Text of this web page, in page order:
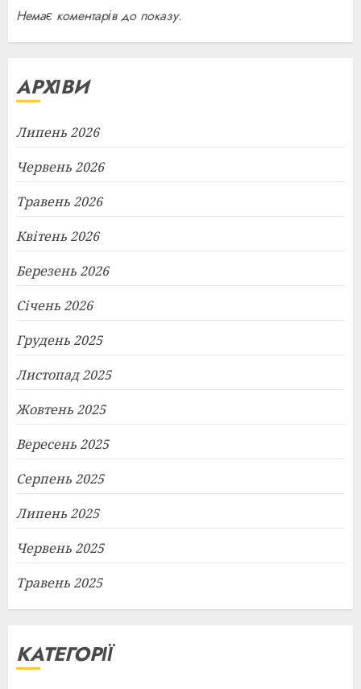
Немає коментарів до показу.
АРХІВИ
Липень 2026
Червень 2026
Травень 2026
Квітень 2026
Березень 2026
Січень 2026
Грудень 2025
Листопад 2025
Жовтень 2025
Вересень 2025
Серпень 2025
Липень 2025
Червень 2025
Травень 2025
КАТЕГОРІЇ